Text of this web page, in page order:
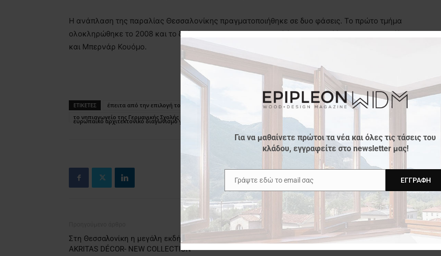
Η ανάπλαση της παραλίας Θεσσαλονίκης πραγματοποιήθηκε σε δυο φάσεις. Το πρώτο τμήμα
ολοκληρώθηκε το 2008 και το δεύτερο το 2014 και αποτελεί έργο των Πρόδρομου Νικηφορίδη
και Μπερνάρ Κουόμο.
ΕΤΙΚΕΤΕΣ έπειτα από την επιλογή του Βασίλη Μιστριώτη
Πέντε έργα (τρεις κατοικίες
το νηπιαγωγείο της Γερμανικής Σχολής και το έργο της ανάπλασης της παραλίας Θεσσαλονίκης) είναι υποψήφια στον
ευρωπαϊκό αρχιτεκτονικό διαγωνισμό για το βραβείο Mies Van der Roche 2015
Στη Θεσσαλονίκη η μεγάλη εκδήλωση
AKRITAS DÉCOR- NEW COLLECTIOΝ
Επόμενο άρθρο
The Big 5 Show Dubai
Για να μαθαίνετε πρώτοι τα νέα και όλες τις τάσεις του
κλάδου, εγγραφείτε στο newsletter μας!
Email
Γράψτε εδώ το email σας ΕΓΓΡΑΦΉ